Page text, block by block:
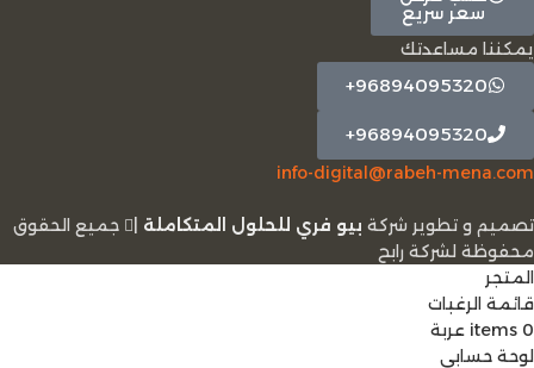
سعر سريع
يمكننا مساعدتك
96894095320+
96894095320+
info-digital@rabeh-mena.com
تصميم و تطوير شركة بيو فري للحلول المتكاملة
ﺟﻤﻴﻊ اﻟﺤﻘﻮق
ﻣﺤﻔﻮﻇﺔ لشرﻛﺔ رابح
المتجر
قائمة الرغبات
0
items عربة
لوحة حسابي